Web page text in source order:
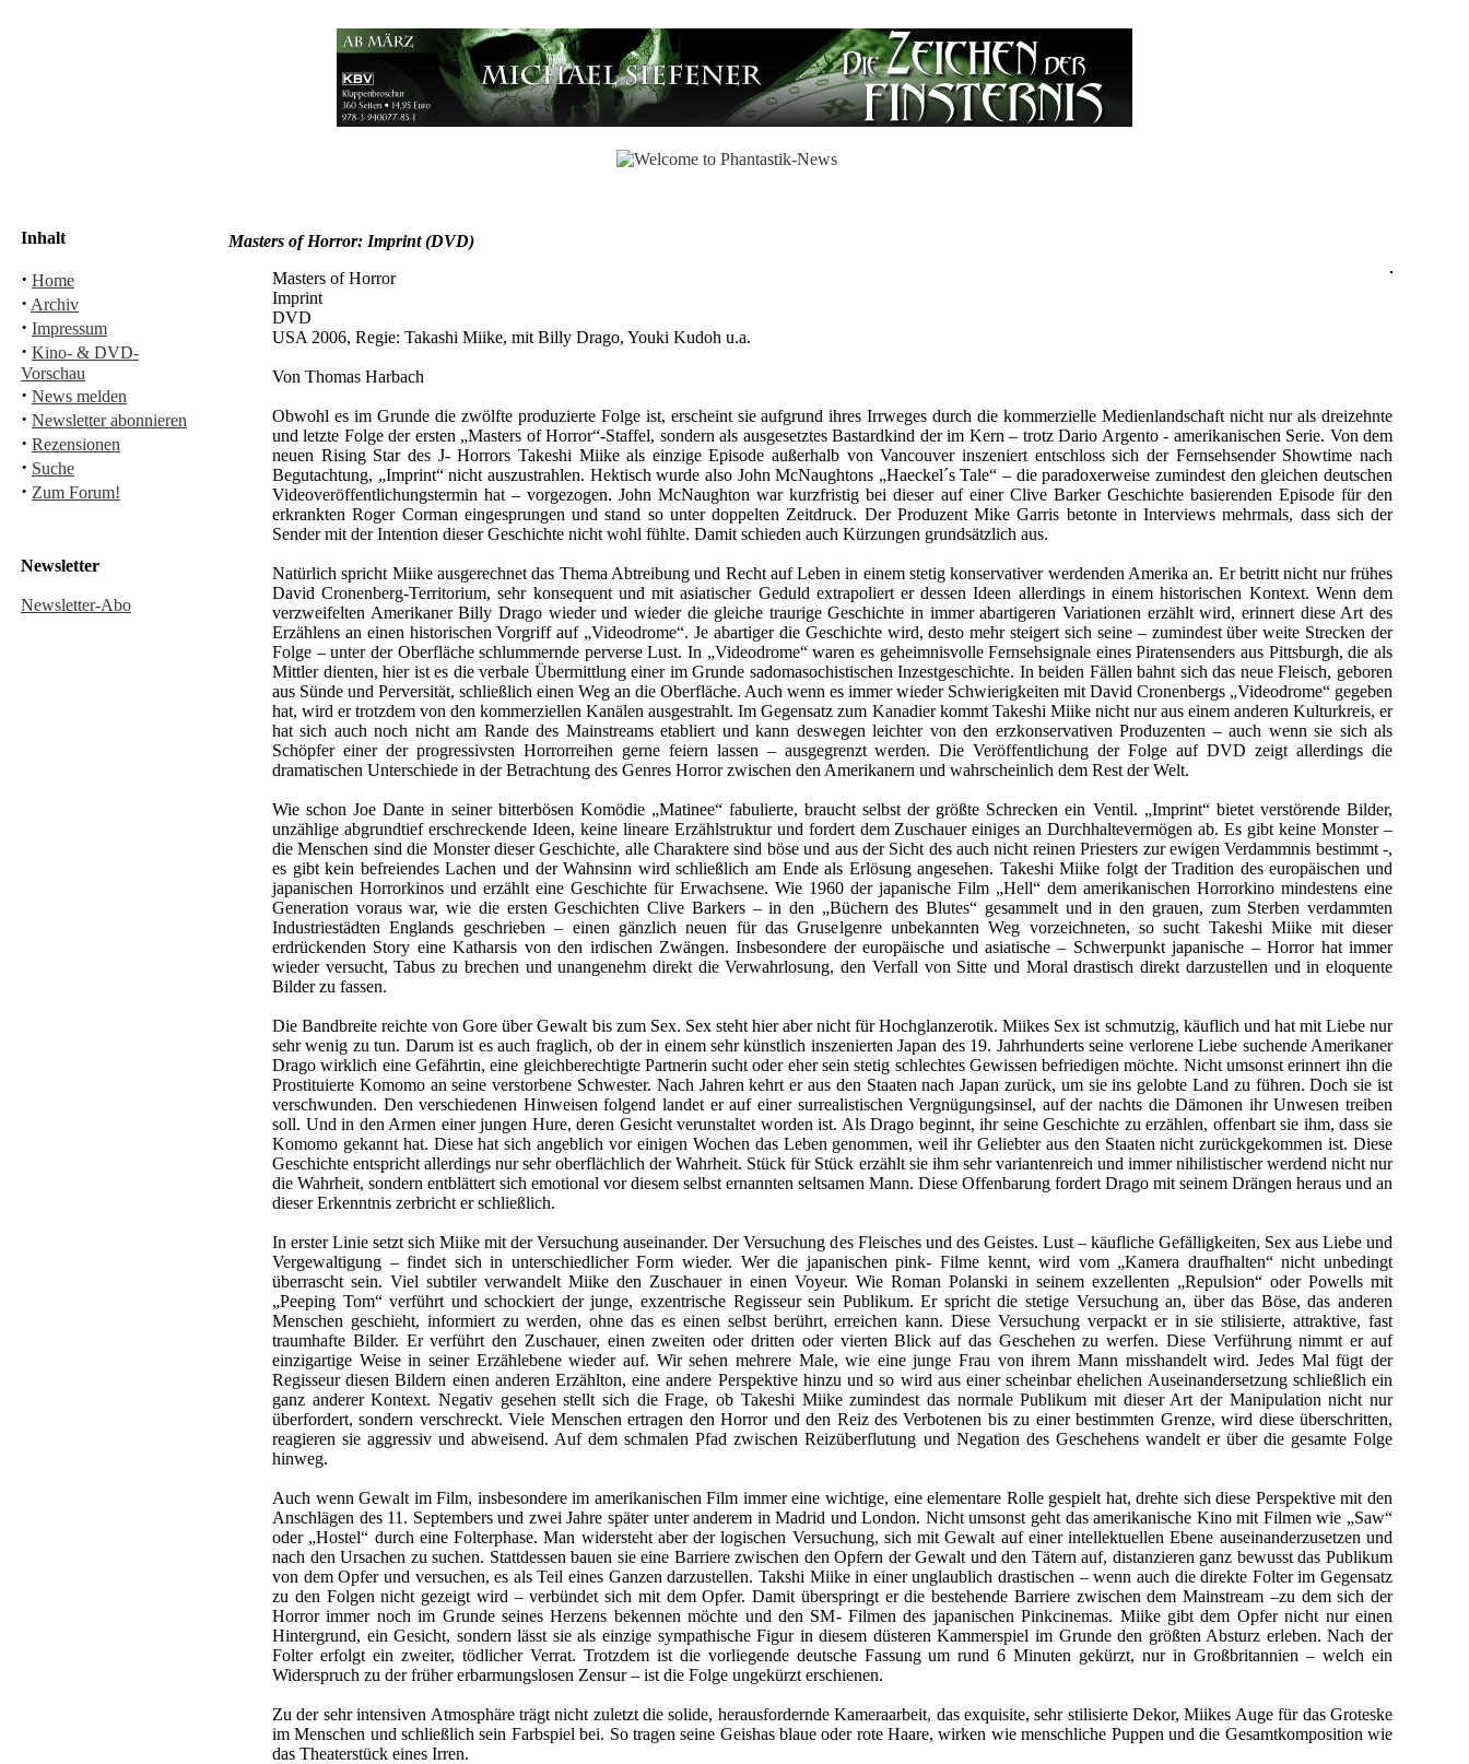
Inhalt
· Home
· Archiv
· Impressum
· Kino- & DVD-
Vorschau
· News melden
· Newsletter abonnieren
· Rezensionen
· Suche
· Zum Forum!
Newsletter
Newsletter-Abo
Masters of Horror: Imprint (DVD)
Masters of Horror
Imprint
DVD
USA 2006, Regie: Takashi Miike, mit Billy Drago, Youki Kudoh u.a.
Von Thomas Harbach
Obwohl es im Grunde die zwölfte produzierte Folge ist, erscheint sie aufgrund ihres Irrweges durch die kommerzielle Medienlandschaft nicht nur als dreizehnte
und letzte Folge der ersten „Masters of Horror“-Staffel, sondern als ausgesetztes Bastardkind der im Kern – trotz Dario Argento - amerikanischen Serie. Von dem
neuen Rising Star des J- Horrors Takeshi Miike als einzige Episode außerhalb von Vancouver inszeniert entschloss sich der Fernsehsender Showtime nach
Begutachtung, „Imprint“ nicht auszustrahlen. Hektisch wurde also John McNaughtons „Haeckel´s Tale“ – die paradoxerweise zumindest den gleichen deutschen
Videoveröffentlichungstermin hat – vorgezogen. John McNaughton war kurzfristig bei dieser auf einer Clive Barker Geschichte basierenden Episode für den
erkrankten Roger Corman eingesprungen und stand so unter doppelten Zeitdruck. Der Produzent Mike Garris betonte in Interviews mehrmals, dass sich der
Sender mit der Intention dieser Geschichte nicht wohl fühlte. Damit schieden auch Kürzungen grundsätzlich aus.
Natürlich spricht Miike ausgerechnet das Thema Abtreibung und Recht auf Leben in einem stetig konservativer werdenden Amerika an. Er betritt nicht nur frühes
David Cronenberg-Territorium, sehr konsequent und mit asiatischer Geduld extrapoliert er dessen Ideen allerdings in einem historischen Kontext. Wenn dem
verzweifelten Amerikaner Billy Drago wieder und wieder die gleiche traurige Geschichte in immer abartigeren Variationen erzählt wird, erinnert diese Art des
Erzählens an einen historischen Vorgriff auf „Videodrome“. Je abartiger die Geschichte wird, desto mehr steigert sich seine – zumindest über weite Strecken der
Folge – unter der Oberfläche schlummernde perverse Lust. In „Videodrome“ waren es geheimnisvolle Fernsehsignale eines Piratensenders aus Pittsburgh, die als
Mittler dienten, hier ist es die verbale Übermittlung einer im Grunde sadomasochistischen Inzestgeschichte. In beiden Fällen bahnt sich das neue Fleisch, geboren
aus Sünde und Perversität, schließlich einen Weg an die Oberfläche. Auch wenn es immer wieder Schwierigkeiten mit David Cronenbergs „Videodrome“ gegeben
hat, wird er trotzdem von den kommerziellen Kanälen ausgestrahlt. Im Gegensatz zum Kanadier kommt Takeshi Miike nicht nur aus einem anderen Kulturkreis, er
hat sich auch noch nicht am Rande des Mainstreams etabliert und kann deswegen leichter von den erzkonservativen Produzenten – auch wenn sie sich als
Schöpfer einer der progressivsten Horrorreihen gerne feiern lassen – ausgegrenzt werden. Die Veröffentlichung der Folge auf DVD zeigt allerdings die
dramatischen Unterschiede in der Betrachtung des Genres Horror zwischen den Amerikanern und wahrscheinlich dem Rest der Welt.
Wie schon Joe Dante in seiner bitterbösen Komödie „Matinee“ fabulierte, braucht selbst der größte Schrecken ein Ventil. „Imprint“ bietet verstörende Bilder,
unzählige abgrundtief erschreckende Ideen, keine lineare Erzählstruktur und fordert dem Zuschauer einiges an Durchhaltevermögen ab. Es gibt keine Monster –
die Menschen sind die Monster dieser Geschichte, alle Charaktere sind böse und aus der Sicht des auch nicht reinen Priesters zur ewigen Verdammnis bestimmt -,
es gibt kein befreiendes Lachen und der Wahnsinn wird schließlich am Ende als Erlösung angesehen. Takeshi Miike folgt der Tradition des europäischen und
japanischen Horrorkinos und erzählt eine Geschichte für Erwachsene. Wie 1960 der japanische Film „Hell“ dem amerikanischen Horrorkino mindestens eine
Generation voraus war, wie die ersten Geschichten Clive Barkers – in den „Büchern des Blutes“ gesammelt und in den grauen, zum Sterben verdammten
Industriestädten Englands geschrieben – einen gänzlich neuen für das Gruselgenre unbekannten Weg vorzeichneten, so sucht Takeshi Miike mit dieser
erdrückenden Story eine Katharsis von den irdischen Zwängen. Insbesondere der europäische und asiatische – Schwerpunkt japanische – Horror hat immer
wieder versucht, Tabus zu brechen und unangenehm direkt die Verwahrlosung, den Verfall von Sitte und Moral drastisch direkt darzustellen und in eloquente
Bilder zu fassen.
Die Bandbreite reichte von Gore über Gewalt bis zum Sex. Sex steht hier aber nicht für Hochglanzerotik. Miikes Sex ist schmutzig, käuflich und hat mit Liebe nur
sehr wenig zu tun. Darum ist es auch fraglich, ob der in einem sehr künstlich inszenierten Japan des 19. Jahrhunderts seine verlorene Liebe suchende Amerikaner
Drago wirklich eine Gefährtin, eine gleichberechtigte Partnerin sucht oder eher sein stetig schlechtes Gewissen befriedigen möchte. Nicht umsonst erinnert ihn die
Prostituierte Komomo an seine verstorbene Schwester. Nach Jahren kehrt er aus den Staaten nach Japan zurück, um sie ins gelobte Land zu führen. Doch sie ist
verschwunden. Den verschiedenen Hinweisen folgend landet er auf einer surrealistischen Vergnügungsinsel, auf der nachts die Dämonen ihr Unwesen treiben
soll. Und in den Armen einer jungen Hure, deren Gesicht verunstaltet worden ist. Als Drago beginnt, ihr seine Geschichte zu erzählen, offenbart sie ihm, dass sie
Komomo gekannt hat. Diese hat sich angeblich vor einigen Wochen das Leben genommen, weil ihr Geliebter aus den Staaten nicht zurückgekommen ist. Diese
Geschichte entspricht allerdings nur sehr oberflächlich der Wahrheit. Stück für Stück erzählt sie ihm sehr variantenreich und immer nihilistischer werdend nicht nur
die Wahrheit, sondern entblättert sich emotional vor diesem selbst ernannten seltsamen Mann. Diese Offenbarung fordert Drago mit seinem Drängen heraus und an
dieser Erkenntnis zerbricht er schließlich.
In erster Linie setzt sich Miike mit der Versuchung auseinander. Der Versuchung des Fleisches und des Geistes. Lust – käufliche Gefälligkeiten, Sex aus Liebe und
Vergewaltigung – findet sich in unterschiedlicher Form wieder. Wer die japanischen pink- Filme kennt, wird vom „Kamera draufhalten“ nicht unbedingt
überrascht sein. Viel subtiler verwandelt Miike den Zuschauer in einen Voyeur. Wie Roman Polanski in seinem exzellenten „Repulsion“ oder Powells mit
„Peeping Tom“ verführt und schockiert der junge, exzentrische Regisseur sein Publikum. Er spricht die stetige Versuchung an, über das Böse, das anderen
Menschen geschieht, informiert zu werden, ohne das es einen selbst berührt, erreichen kann. Diese Versuchung verpackt er in sie stilisierte, attraktive, fast
traumhafte Bilder. Er verführt den Zuschauer, einen zweiten oder dritten oder vierten Blick auf das Geschehen zu werfen. Diese Verführung nimmt er auf
einzigartige Weise in seiner Erzählebene wieder auf. Wir sehen mehrere Male, wie eine junge Frau von ihrem Mann misshandelt wird. Jedes Mal fügt der
Regisseur diesen Bildern einen anderen Erzählton, eine andere Perspektive hinzu und so wird aus einer scheinbar ehelichen Auseinandersetzung schließlich ein
ganz anderer Kontext. Negativ gesehen stellt sich die Frage, ob Takeshi Miike zumindest das normale Publikum mit dieser Art der Manipulation nicht nur
überfordert, sondern verschreckt. Viele Menschen ertragen den Horror und den Reiz des Verbotenen bis zu einer bestimmten Grenze, wird diese überschritten,
reagieren sie aggressiv und abweisend. Auf dem schmalen Pfad zwischen Reizüberflutung und Negation des Geschehens wandelt er über die gesamte Folge
hinweg.
Auch wenn Gewalt im Film, insbesondere im amerikanischen Film immer eine wichtige, eine elementare Rolle gespielt hat, drehte sich diese Perspektive mit den
Anschlägen des 11. Septembers und zwei Jahre später unter anderem in Madrid und London. Nicht umsonst geht das amerikanische Kino mit Filmen wie „Saw“
oder „Hostel“ durch eine Folterphase. Man widersteht aber der logischen Versuchung, sich mit Gewalt auf einer intellektuellen Ebene auseinanderzusetzen und
nach den Ursachen zu suchen. Stattdessen bauen sie eine Barriere zwischen den Opfern der Gewalt und den Tätern auf, distanzieren ganz bewusst das Publikum
von dem Opfer und versuchen, es als Teil eines Ganzen darzustellen. Takshi Miike in einer unglaublich drastischen – wenn auch die direkte Folter im Gegensatz
zu den Folgen nicht gezeigt wird – verbündet sich mit dem Opfer. Damit überspringt er die bestehende Barriere zwischen dem Mainstream –zu dem sich der
Horror immer noch im Grunde seines Herzens bekennen möchte und den SM- Filmen des japanischen Pinkcinemas. Miike gibt dem Opfer nicht nur einen
Hintergrund, ein Gesicht, sondern lässt sie als einzige sympathische Figur in diesem düsteren Kammerspiel im Grunde den größten Absturz erleben. Nach der
Folter erfolgt ein zweiter, tödlicher Verrat. Trotzdem ist die vorliegende deutsche Fassung um rund 6 Minuten gekürzt, nur in Großbritannien – welch ein
Widerspruch zu der früher erbarmungslosen Zensur – ist die Folge ungekürzt erschienen.
Zu der sehr intensiven Atmosphäre trägt nicht zuletzt die solide, herausfordernde Kameraarbeit, das exquisite, sehr stilisierte Dekor, Miikes Auge für das Groteske
im Menschen und schließlich sein Farbspiel bei. So tragen seine Geishas blaue oder rote Haare, wirken wie menschliche Puppen und die Gesamtkomposition wie
das Theaterstück eines Irren.